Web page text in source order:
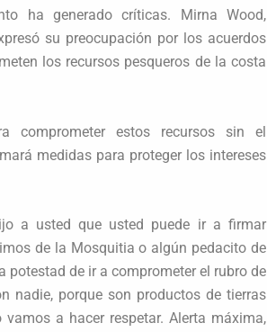
ha generado críticas. Mirna Wood,
su preocupación por los acuerdos
los recursos pesqueros de la costa
comprometer estos recursos sin el
medidas para proteger los intereses
a usted que usted puede ir a firmar
de la Mosquitia o algún pedacito de
potestad de ir a comprometer el rubro de
nadie, porque son productos de tierras
a hacer respetar. Alerta máxima,